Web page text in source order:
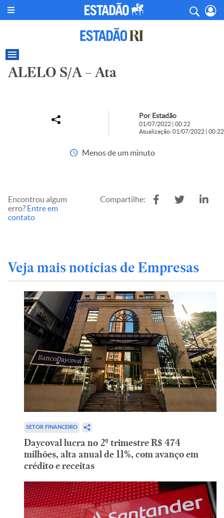
ALELO S/A – Ata
Por Estadão
01/07/2022 | 00:22
Atualização: 01/07/2022 | 00:22
Menos de um minuto
Encontrou algum
erro? Entre em
contato
Compartilhe:
Veja mais notícias de Empresas
SETOR FINANCEIRO
Daycoval lucra no 2º trimestre R$ 474
milhões, alta anual de 11%, com avanço em
crédito e receitas